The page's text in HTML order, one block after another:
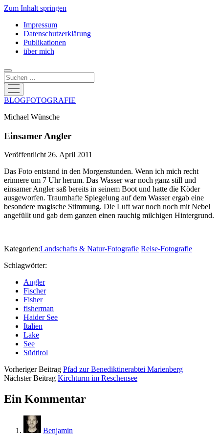
Zum Inhalt springen
Impressum
Datenschutzerklärung
Publikationen
über mich
Suchen
Menü
öffnen
BLOGFOTOGRAFIE
Michael Wünsche
Einsamer Angler
Veröffentlicht 26. April 2011
Das Foto entstand in den Morgenstunden. Wenn ich mich recht
erinnere um 7 Uhr herum. Das Wasser war noch ganz still und
einsamer Angler saß bereits in seinem Boot und hatte die Köder
ausgeworfen. Traumhafte Spiegelung auf dem Wasser ergab eine
besondere magische Stimmung. Die Luft war noch noch mit Nebel
angefüllt und gab dem ganzen einen rauchig milchigen Hintergrund.
Kategorien:Landschafts & Natur-Fotografie Reise-Fotografie
Schlagwörter:
Angler
Fischer
Fisher
fisherman
Haider See
Italien
Lake
See
Südtirol
Vorheriger Beitrag Pfad zur Benediktinerabtei Marienberg
Nächster Beitrag Kirchturm im Reschensee
Ein Kommentar
Benjamin